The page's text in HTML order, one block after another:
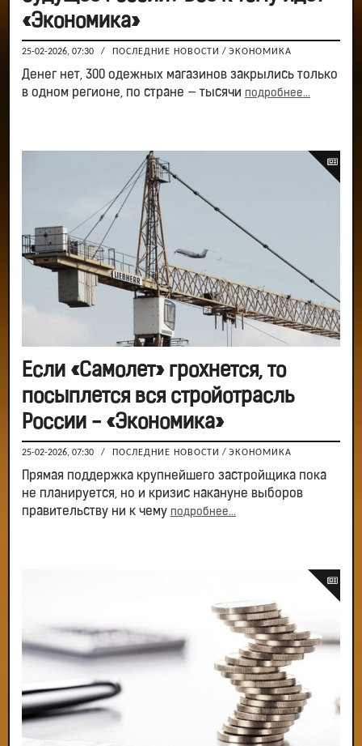
«Экономика»
25-02-2026, 07:30 / ПОСЛЕДНИЕ НОВОСТИ / ЭКОНОМИКА
Денег нет, 300 одежных магазинов закрылись только
в одном регионе, по стране — тысячи подробнее...
Если «Самолет» грохнется, то
посыплется вся стройотрасль
России - «Экономика»
25-02-2026, 07:30 / ПОСЛЕДНИЕ НОВОСТИ / ЭКОНОМИКА
Прямая поддержка крупнейшего застройщика пока
не планируется, но и кризис накануне выборов
правительству ни к чему подробнее...